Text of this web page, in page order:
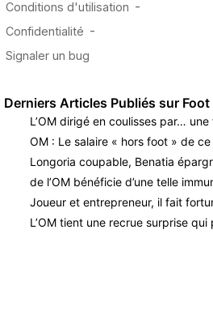
Derniers Articles Publiés sur
L’OM dirigé en coulisses par… une
OM : Le salaire « hors foot » de
Longoria coupable, Benatia
de l’OM bénéficie d’une telle
Joueur et entrepreneur, il fait
L’OM tient une recrue surprise